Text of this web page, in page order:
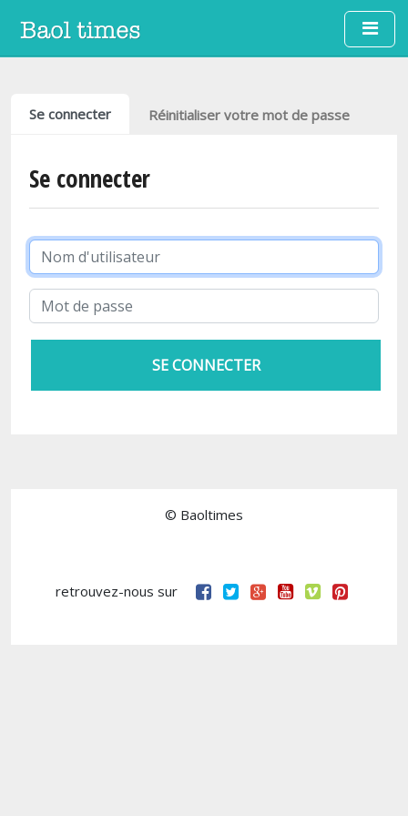
Aller au contenu principal
Onglets principaux
Se connecter Réinitialiser votre mot de passe
Se connecter
© Baoltimes
retrouvez-nous sur